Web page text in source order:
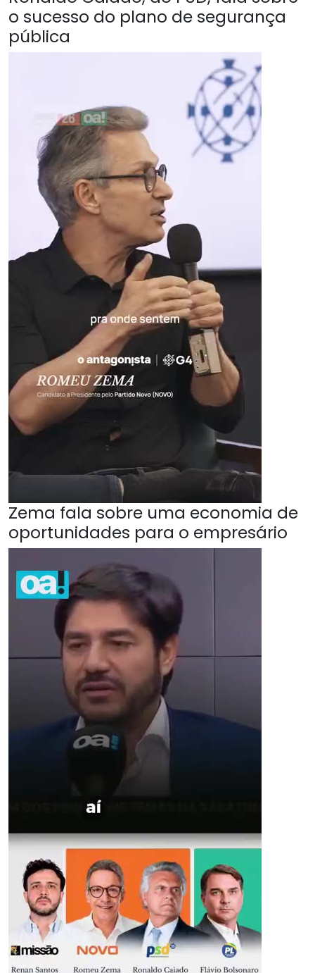
o sucesso do plano de segurança
pública
Zema fala sobre uma economia de
oportunidades para o empresário